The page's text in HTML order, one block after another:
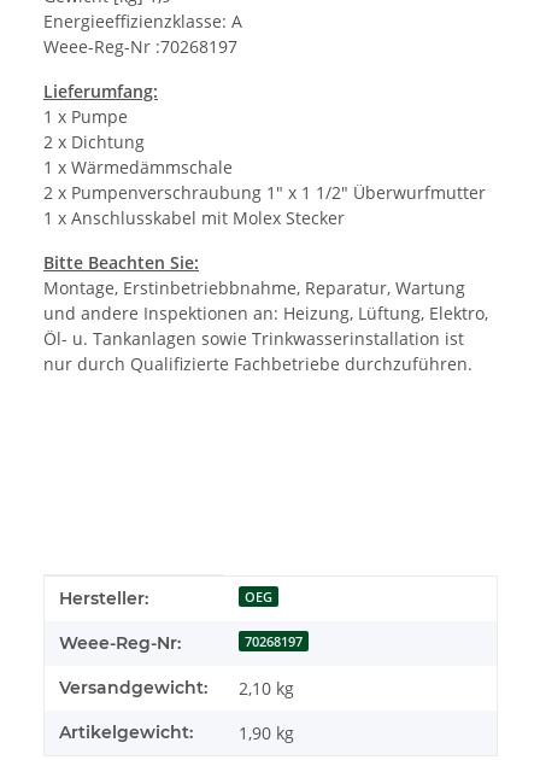
Energieeffizienzklasse: A
Weee-Reg-Nr :70268197
Lieferumfang:
1 x Pumpe
2 x Dichtung
1 x Wärmedämmschale
2 x Pumpenverschraubung 1" x 1 1/2" Überwurfmutter
1 x Anschlusskabel mit Molex Stecker
Bitte Beachten Sie:
Montage, Erstinbetriebbnahme, Reparatur, Wartung
und andere Inspektionen an: Heizung, Lüftung, Elektro,
Öl- u. Tankanlagen sowie Trinkwasserinstallation ist
nur durch Qualifizierte Fachbetriebe durchzuführen.
Produkteigenschaft
Wert
Hersteller: OEG
Weee-Reg-Nr: 70268197
Versandgewicht: 2,10 kg
Artikelgewicht: 1,90 kg